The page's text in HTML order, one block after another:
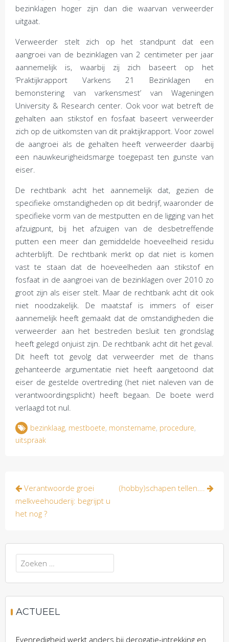
bezinklagen hoger zijn dan die waarvan verweerder
uitgaat.
Verweerder stelt zich op het standpunt dat een
aangroei van de bezinklagen van 2 centimeter per jaar
aannemelijk is, waarbij zij zich baseert op het
‘Praktijkrapport Varkens 21 Bezinklagen en
bemonstering van varkensmest’ van Wageningen
University & Research center. Ook voor wat betreft de
gehalten aan stikstof en fosfaat baseert verweerder
zich op de uitkomsten van dit praktijkrapport. Voor zowel
de aangroei als de gehalten heeft verweerder daarbij
een nauwkeurigheidsmarge toegepast ten gunste van
eiser.
De rechtbank acht het aannemelijk dat, gezien de
specifieke omstandigheden op dit bedrijf, waaronder de
specifieke vorm van de mestputten en de ligging van het
afzuigpunt, bij het afzuigen van de desbetreffende
putten een meer dan gemiddelde hoeveelheid residu
achterblijft. De rechtbank merkt op dat niet is komen
vast te staan dat de hoeveelheden aan stikstof en
fosfaat in de aangroei van de bezinklagen over 2010 zo
groot zijn als eiser stelt. Maar de rechtbank acht dit ook
niet noodzakelijk. De maatstaf is immers of eiser
aannemelijk heeft gemaakt dat de omstandigheden die
verweerder aan het bestreden besluit ten grondslag
heeft gelegd onjuist zijn. De rechtbank acht dit het geval.
Dit heeft tot gevolg dat verweerder met de thans
gehanteerde argumentatie niet heeft aangetoond dat
eiser de gestelde overtreding (het niet naleven van de
verantwoordingsplicht) heeft begaan. De boete werd
verlaagd tot nul.
bezinklaag, mestboete, monstername, procedure,
uitspraak
Bericht
navigatie
Verantwoorde groei
melkveehouderij: begrijpt u
het nog ?
(hobby)schapen tellen….
Zoeken
naar:
ACTUEEL
Evenredigheid werkt anders bij derogatie-intrekking en